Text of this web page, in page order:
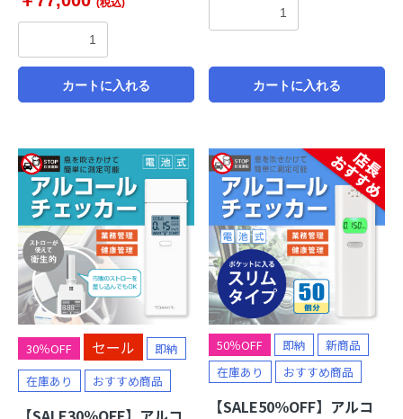
(税込)
カートに入れる カートに入れる
30％OFF セール
即納
在庫あり
おすすめ商品
50％OFF 即納
新商品
在庫あり
おすすめ商品
【SALE50％OFF】アルコ